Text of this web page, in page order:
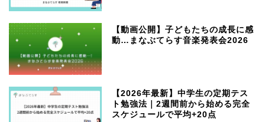
【動画公開】子どもたちの成長に感
動…まなぶてらす音楽発表会2026
【2026年最新】中学生の定期テス
ト勉強法｜2週間前から始める完全
スケジュールで平均+20点